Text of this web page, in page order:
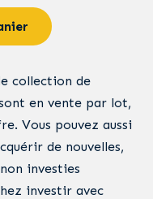
collection de
en vente par lot,
Vous pouvez aussi
de nouvelles,
investies
investir avec